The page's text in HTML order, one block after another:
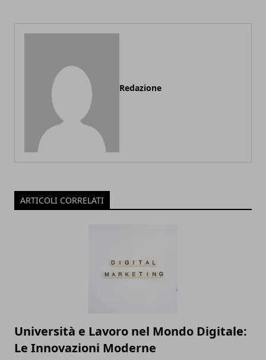
Redazione
ARTICOLI CORRELATI
Università e Lavoro nel Mondo Digitale:
Le Innovazioni Moderne